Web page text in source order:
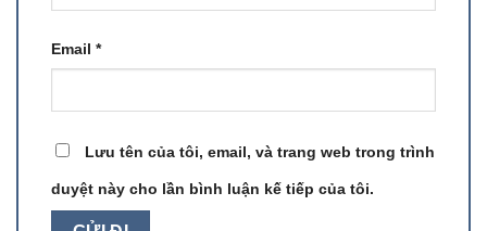
Email *
Lưu tên của tôi, email, và trang web trong trình
duyệt này cho lần bình luận kế tiếp của tôi.